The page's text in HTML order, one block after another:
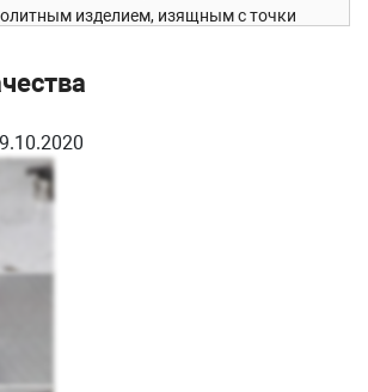
изделием, изящным с точки